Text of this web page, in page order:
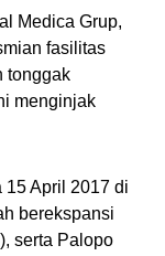
Medica Grup,
fasilitas
tonggak
menginjak
15 April 2017 di
berekspansi
serta Palopo